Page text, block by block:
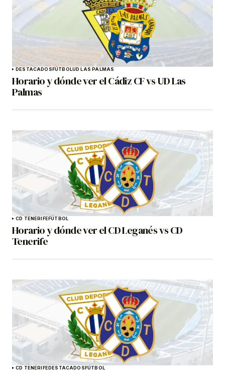
DESTACADOSFÚTBOLUD LAS PALMAS
Horario y dónde ver el Cádiz CF vs UD Las
Palmas
CD TENERIFEFÚTBOL
Horario y dónde ver el CD Leganés vs CD
Tenerife
CD TENERIFEDESTACADOSFÚTBOL